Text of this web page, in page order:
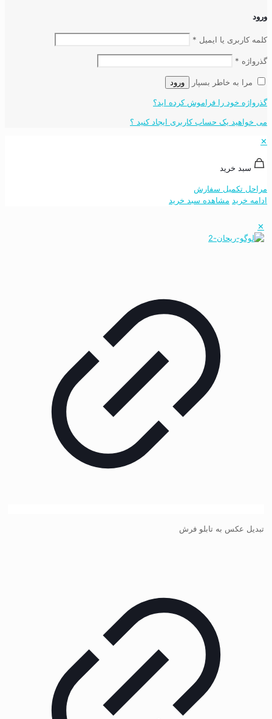
ورود
کلمه کاربری یا ایمیل *
گذرواژه *
مرا به خاطر بسپار ورود
گذرواژه خود را فراموش کرده اید؟
می خواهید یک حساب کاربری ایجاد کنید ؟
✕
سبد خرید
مراحل تکمیل سفارش
ادامه خرید مشاهده سبد خرید
✕
تبدیل عکس به تابلو فرش